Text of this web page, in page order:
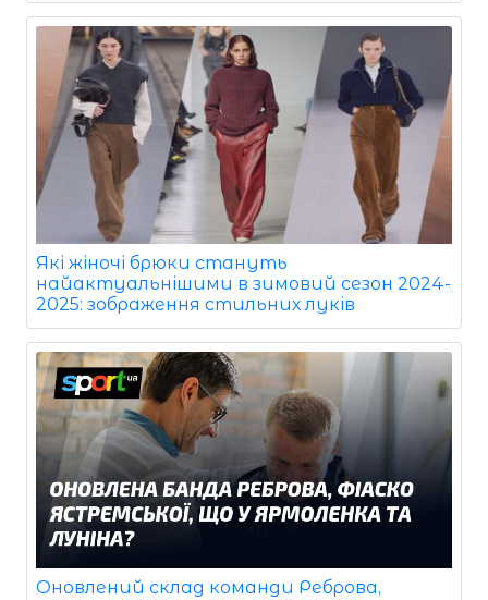
Які жіночі брюки стануть
найактуальнішими в зимовий сезон 2024-
2025: зображення стильних луків
Оновлений склад команди Реброва,